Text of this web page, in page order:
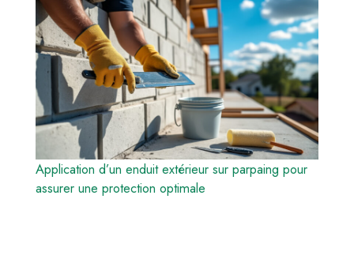
Application d’un enduit extérieur sur parpaing pour
assurer une protection optimale